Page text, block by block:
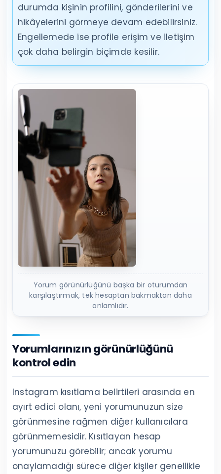
durumda kişinin profilini, gönderilerini ve
hikâyelerini görmeye devam edebilirsiniz.
Engellemede ise profile erişim ve iletişim
çok daha belirgin biçimde kesilir.
Yorum görünürlüğünü başka bir oturumdan
karşılaştırmak, tek hesaptan bakmaktan daha
anlamlıdır.
Yorumlarınızın görünürlüğünü
kontrol edin
Instagram kısıtlama belirtileri arasında en
ayırt edici olanı, yeni yorumunuzun size
görünmesine rağmen diğer kullanıcılara
görünmemesidir. Kısıtlayan hesap
yorumunuzu görebilir; ancak yorumu
onaylamadığı sürece diğer kişiler genellikle